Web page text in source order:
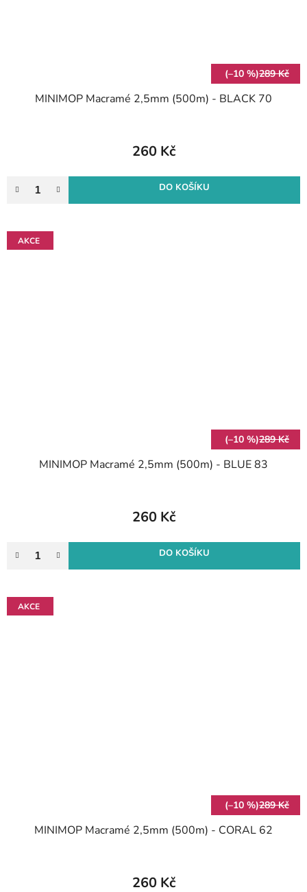
(–10 %)289 Kč
MINIMOP Macramé 2,5mm (500m) - BLACK 70
260 Kč
DO KOŠÍKU
AKCE
(–10 %)289 Kč
MINIMOP Macramé 2,5mm (500m) - BLUE 83
260 Kč
DO KOŠÍKU
AKCE
(–10 %)289 Kč
MINIMOP Macramé 2,5mm (500m) - CORAL 62
260 Kč